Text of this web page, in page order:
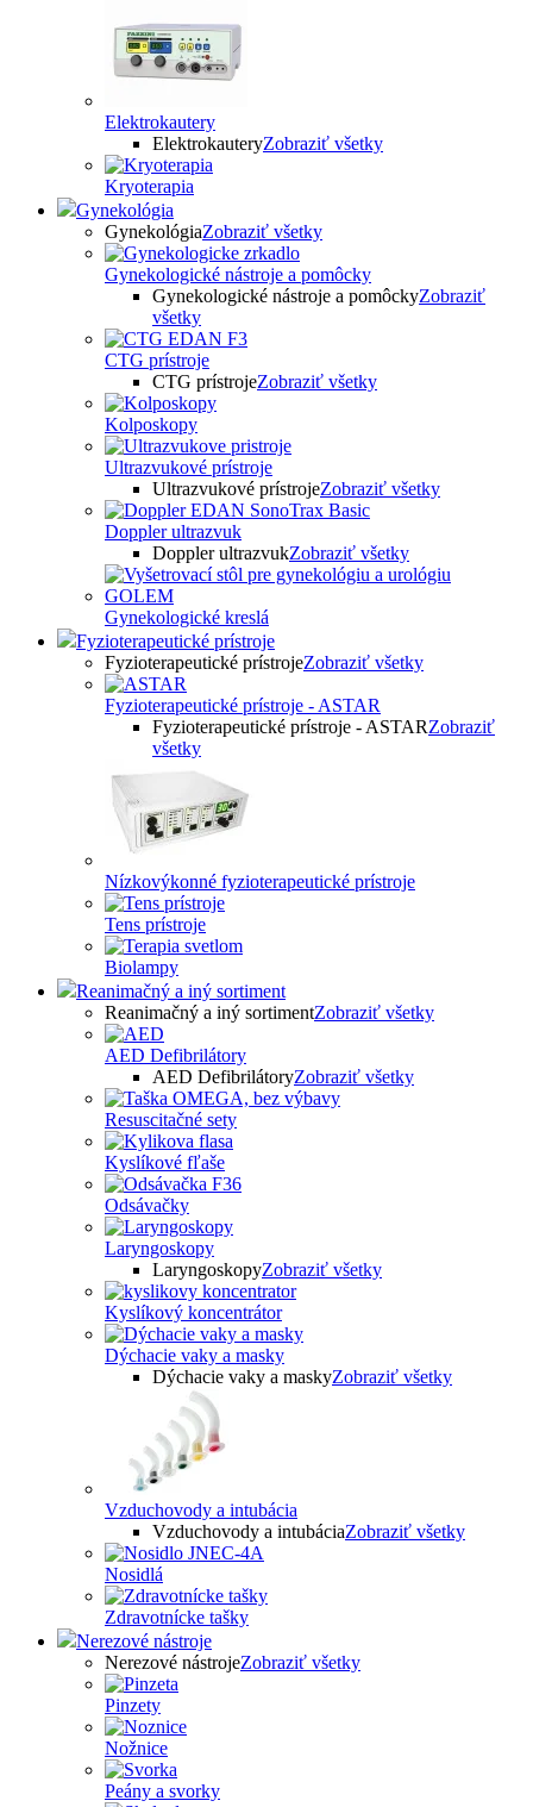
Elektrokautery
ElektrokauteryZobraziť všetky
Kryoterapia
Gynekológia
GynekológiaZobraziť všetky
Gynekologické nástroje a pomôcky
Gynekologické nástroje a pomôckyZobraziť
všetky
CTG prístroje
CTG prístrojeZobraziť všetky
Kolposkopy
Ultrazvukové prístroje
Ultrazvukové prístrojeZobraziť všetky
Doppler ultrazvuk
Doppler ultrazvukZobraziť všetky
Gynekologické kreslá
Fyzioterapeutické prístroje
Fyzioterapeutické prístrojeZobraziť všetky
Fyzioterapeutické prístroje - ASTAR
Fyzioterapeutické prístroje - ASTARZobraziť
všetky
Nízkovýkonné fyzioterapeutické prístroje
Tens prístroje
Biolampy
Reanimačný a iný sortiment
Reanimačný a iný sortimentZobraziť všetky
AED Defibrilátory
AED DefibrilátoryZobraziť všetky
Resuscitačné sety
Kyslíkové fľaše
Odsávačky
Laryngoskopy
LaryngoskopyZobraziť všetky
Kyslíkový koncentrátor
Dýchacie vaky a masky
Dýchacie vaky a maskyZobraziť všetky
Vzduchovody a intubácia
Vzduchovody a intubáciaZobraziť všetky
Nosidlá
Zdravotnícke tašky
Nerezové nástroje
Nerezové nástrojeZobraziť všetky
Pinzety
Nožnice
Peány a svorky